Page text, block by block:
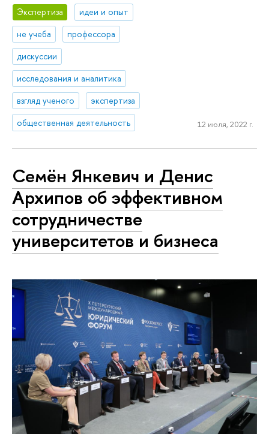
Экспертиза
идеи и опыт
не учеба
профессора
дискуссии
исследования и аналитика
взгляд ученого
экспертиза
общественная деятельность
12 июля, 2022 г.
Семён Янкевич и Денис
Архипов об эффективном
сотрудничестве
университетов и бизнеса